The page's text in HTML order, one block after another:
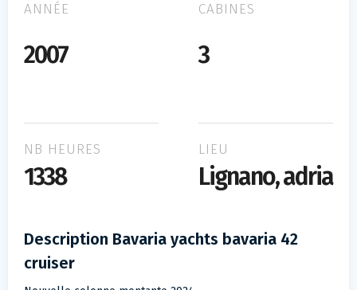
ANNÉE
2007
CABINES
3
NB HEURES
1338
LIEU
Lignano, adria
Description Bavaria yachts bavaria 42
cruiser